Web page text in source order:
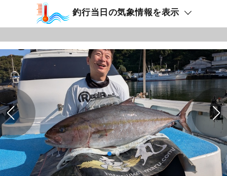
釣行当日の気象情報を表示